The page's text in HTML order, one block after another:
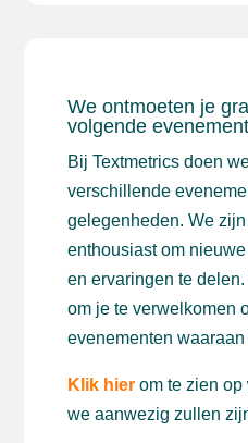
We ontmoeten je
volgende
Bij Textmetrics doen
verschillende
gelegenheden. We
enthousiast om
en ervaringen te
om je te verwelkomen
evenementen
Klik hier om te zien
we aanwezig zullen